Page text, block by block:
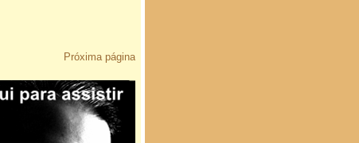
Próxima página